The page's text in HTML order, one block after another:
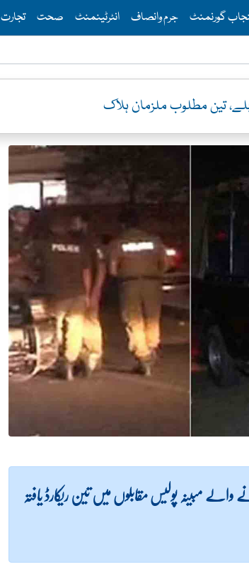
گورنمنٹ جرم وانصاف انٹرٹینمنٹ صحت تجارت
تین مطلوب ملزمان ہلاک
مبینہ پولیس مقابلوں میں تین ریکارڈ یافتہ